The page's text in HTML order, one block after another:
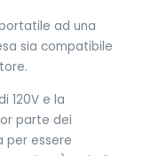
ad una
sia compatibile
120V e la
parte dei
essere